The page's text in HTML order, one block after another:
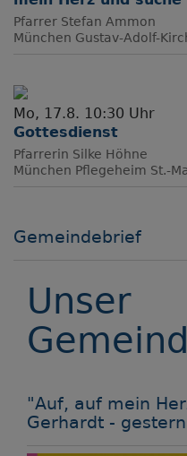
Pfarrer Stefan Ammon
München Gustav-Adolf-
Mo, 17.8. 10:30 Uhr
Gottesdienst
Pfarrerin Silke Höhne
München Pflegeheim St.-
Gemeindebrief
Unser
"Auf, auf mein
Gerhardt -